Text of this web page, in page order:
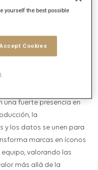
una fuerte presencia en
la
y los datos se unen para
marcas en íconos
valorando las
más allá de la
yourself the best possible
Accept Cookies